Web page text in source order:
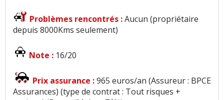
Problèmes rencontrés :Aucun (propriétaire
depuis 8000Kms seulement)
Note : 16/20
Prix assurance :965 euros/an (Assureur : BPCE
Assurances) (type de contrat : Tout risques +